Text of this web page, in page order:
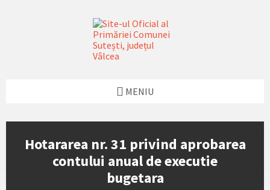
MENIU
Hotararea nr. 31 privind aprobarea
contului anual de executie
bugetara